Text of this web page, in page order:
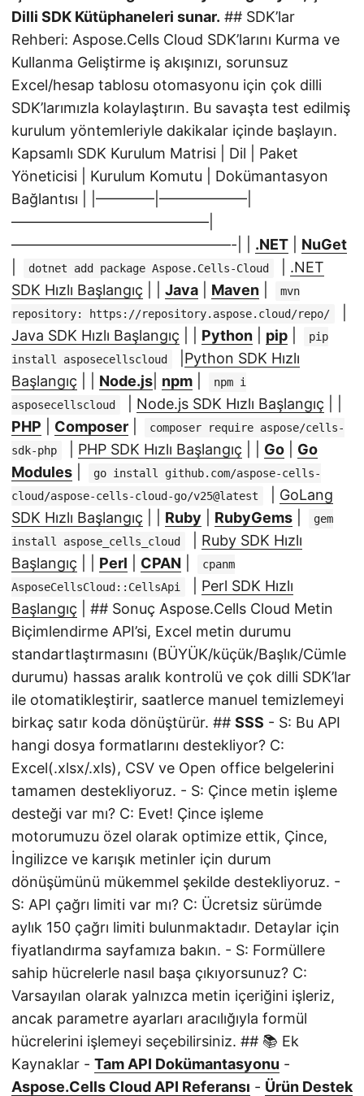
Dilli SDK Kütüphaneleri sunar. ## SDK’lar
Rehberi: Aspose.Cells Cloud SDK’larını Kurma ve
Kullanma Geliştirme iş akışınızı, sorunsuz
Excel/hesap tablosu otomasyonu için çok dilli
SDK’larımızla kolaylaştırın. Bu savaşta test edilmiş
kurulum yöntemleriyle dakikalar içinde başlayın.
Kapsamlı SDK Kurulum Matrisi | Dil | Paket
Yöneticisi | Kurulum Komutu | Dokümantasyon
Bağlantısı | |————|——————|
—————————————–|
———————————————-| | .NET
NuGet
dotnet add package Aspose.Cells-Cloud
.NET
SDK Hızlı Başlangıç
Java Maven
mvn
repository: https://repository.aspose.cloud/repo/
Java SDK Hızlı Başlangıç
Python pip
pip
install asposecellscloud
Python SDK Hızlı
Başlangıç
Node.js npm
npm i
asposecellscloud
Node.js SDK Hızlı Başlangıç
PHP
Composer
composer require aspose/cells-
sdk-php
PHP SDK Hızlı Başlangıç Go
Go
Modules
go install github.com/aspose-cells-
cloud/aspose-cells-cloud-go/v25@latest
GoLang
SDK Hızlı Başlangıç
Ruby RubyGems
gem
install aspose_cells_cloud
Ruby SDK Hızlı
Başlangıç
Perl CPAN
cpanm
AsposeCellsCloud::CellsApi
Perl SDK Hızlı
Başlangıç | ## Sonuç Aspose.Cells Cloud Metin
Biçimlendirme API’si, Excel metin durumu
standartlaştırmasını (BÜYÜK/küçük/Başlık/Cümle
durumu) hassas aralık kontrolü ve çok dilli SDK’lar
ile otomatikleştirir, saatlerce manuel temizlemeyi
birkaç satır koda dönüştürür. ## SSS - S: Bu API
hangi dosya formatlarını destekliyor? C:
Excel(.xlsx/.xls), CSV ve Open office belgelerini
tamamen destekliyoruz. - S: Çince metin işleme
desteği var mı? C: Evet! Çince işleme
motorumuzu özel olarak optimize ettik, Çince,
İngilizce ve karışık metinler için durum
dönüşümünü mükemmel şekilde destekliyoruz. -
S: API çağrı limiti var mı? C: Ücretsiz sürümde
aylık 150 çağrı limiti bulunmaktadır. Detaylar için
fiyatlandırma sayfamıza bakın. - S: Formüllere
sahip hücrelerle nasıl başa çıkıyorsunuz? C:
Varsayılan olarak yalnızca metin içeriğini işleriz,
ancak parametre ayarları aracılığıyla formül
hücrelerini işlemeyi seçebilirsiniz. ## 📚 Ek
Kaynaklar - Tam API Dokümantasyonu -
Aspose.Cells Cloud API Referansı - Ürün Destek